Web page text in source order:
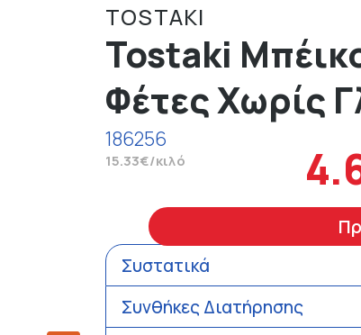
TOSTAKI
Tostaki
Φέτες Χωρίς
186256
15.33€/κιλό
Συστατικά
Συνθήκες Διατήρησης